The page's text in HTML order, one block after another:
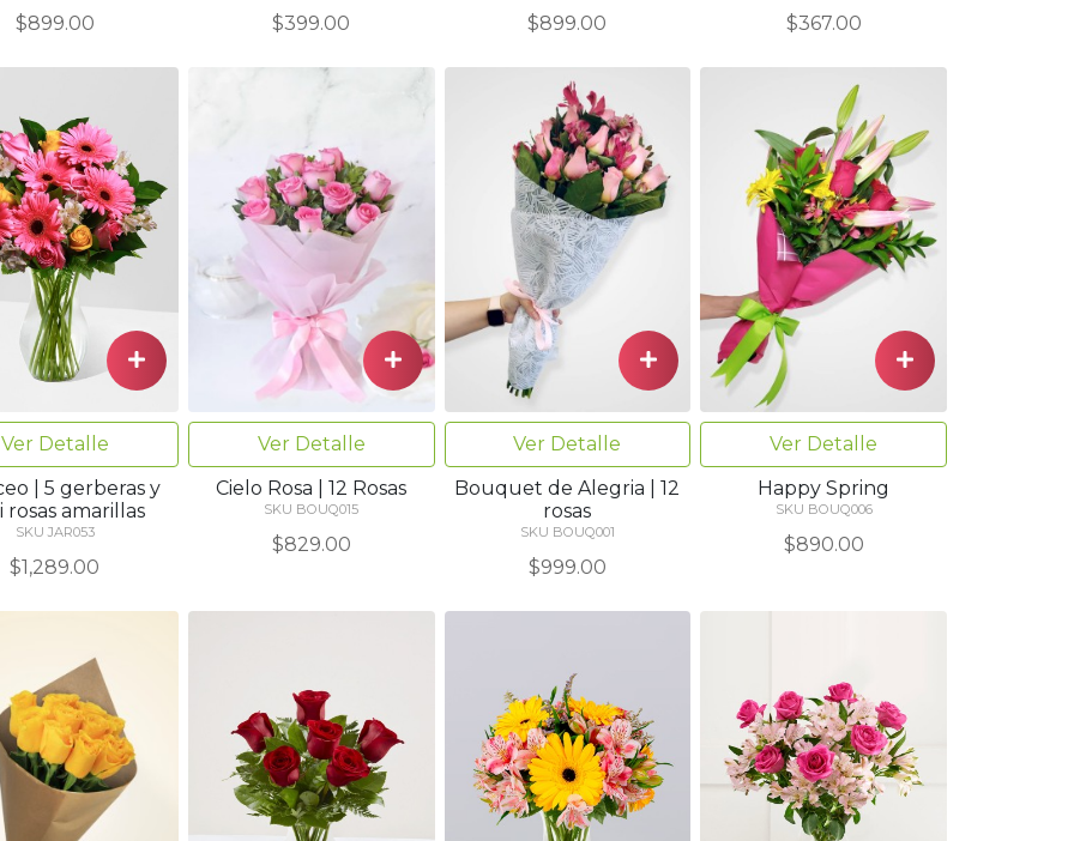
$899.00 $399.00 $899.00 $367.00
Ver Detalle
| 5 gerberas y
rosas amarillas
SKU JAR053
$1,289.00
Ver Detalle
Cielo Rosa | 12 Rosas
SKU BOUQ015
$829.00
Ver Detalle
Bouquet de Alegria | 12
rosas
SKU BOUQ001
$999.00
Ver Detalle
Happy Spring
SKU BOUQ006
$890.00